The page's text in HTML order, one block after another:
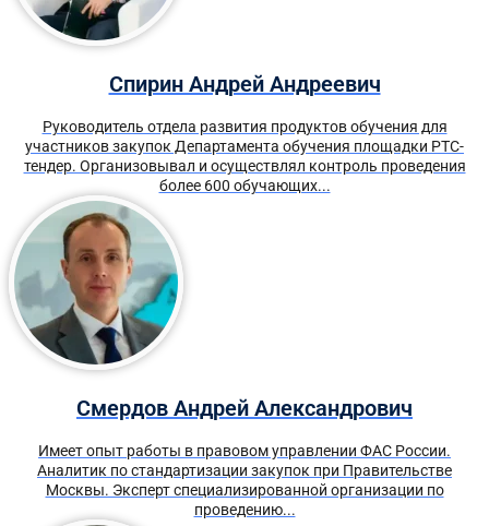
Спирин Андрей Андреевич
Руководитель отдела развития продуктов обучения для
участников закупок Департамента обучения площадки РТС-
тендер. Организовывал и осуществлял контроль проведения
более 600 обучающих...
Смердов Андрей Александрович
Имеет опыт работы в правовом управлении ФАС России.
Аналитик по стандартизации закупок при Правительстве
Москвы. Эксперт специализированной организации по
проведению...